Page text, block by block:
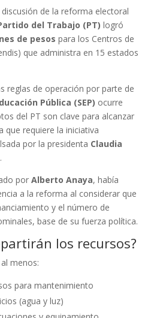
de la reforma electoral
del Trabajo (PT) logró
de pesos para los Centros de
que administra en 15 estados
reglas de operación por parte de
Pública (SEP) ocurre
del PT son clave para alcanzar
que requiere la iniciativa
por la presidenta Claudia
.
por Alberto Anaya, había
a la reforma al considerar que
y el número de
base de su fuerza política.
los recursos?
menos:
para mantenimiento
(agua y luz)